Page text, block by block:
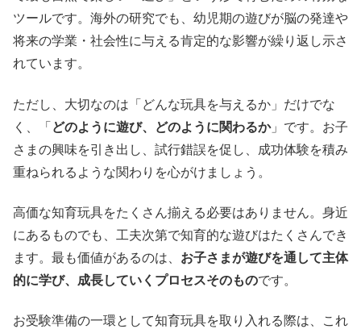
ツールです。海外の研究でも、幼児期の遊びが脳の発達や
将来の学業・社会性に与える肯定的な影響が繰り返し示さ
れています。
ただし、大切なのは「どんな玩具を与えるか」だけでな
く、「 どのように遊び、どのように関わるか」です。お子
さまの興味を引き出し、試行錯誤を促し、成功体験を積み
重ねられるような関わりを心がけましょう。
高価な知育玩具をたくさん揃える必要はありません。身近
にあるものでも、工夫次第で知育的な遊びはたくさんでき
ます。最も価値があるのは、 お子さまが遊びを通して主体
的に学び、成長していくプロセスそのものです。
お受験準備の一環として知育玩具を取り入れる際は、これ